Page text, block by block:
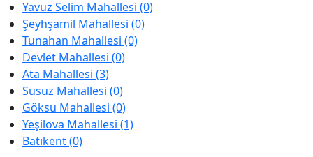
Yavuz Selim Mahallesi (0)
Şeyhşamil Mahallesi (0)
Tunahan Mahallesi (0)
Devlet Mahallesi (0)
Ata Mahallesi (3)
Susuz Mahallesi (0)
Göksu Mahallesi (0)
Yeşilova Mahallesi (1)
Batıkent (0)